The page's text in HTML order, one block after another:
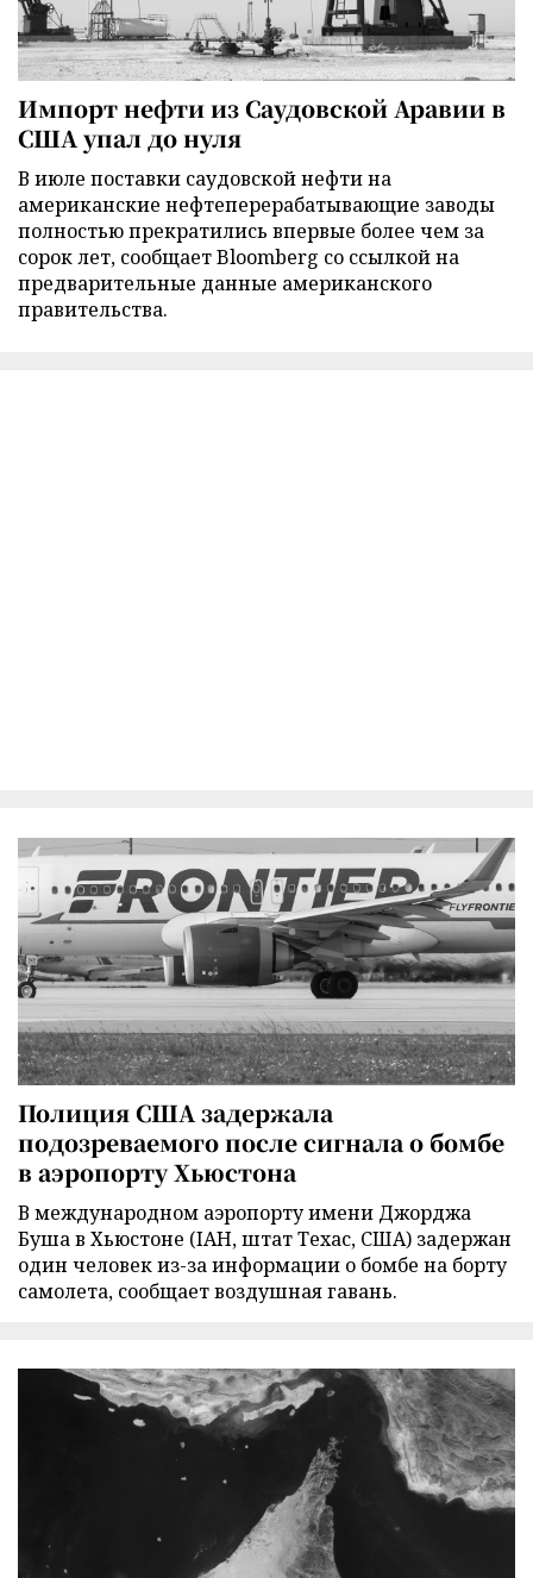
Импорт нефти из Саудовской Аравии в
США упал до нуля
В июле поставки саудовской нефти на
американские нефтеперерабатывающие заводы
полностью прекратились впервые более чем за
сорок лет, сообщает Bloomberg со ссылкой на
предварительные данные американского
правительства.
Полиция США задержала
подозреваемого после сигнала о бомбе
в аэропорту Хьюстона
В международном аэропорту имени Джорджа
Буша в Хьюстоне (IAH, штат Техас, США) задержан
один человек из-за информации о бомбе на борту
самолета, сообщает воздушная гавань.